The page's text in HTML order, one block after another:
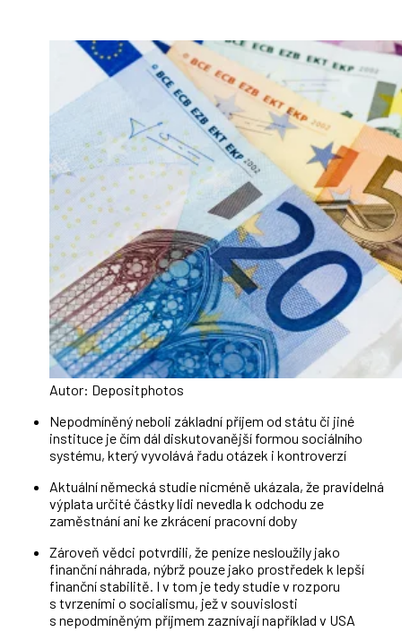
Autor: Depositphotos
Nepodmíněný neboli základní příjem od státu či jiné
instituce je čím dál diskutovanější formou sociálního
systému, který vyvolává řadu otázek i kontroverzí
Aktuální německá studie nicméně ukázala, že pravidelná
výplata určité částky lidi nevedla k odchodu ze
zaměstnání ani ke zkrácení pracovní doby
Zároveň vědci potvrdili, že peníze nesloužily jako
finanční náhrada, nýbrž pouze jako prostředek k lepší
finanční stabilitě. I v tom je tedy studie v rozporu
s tvrzeními o socialismu, jež v souvislosti
s nepodmíněným příjmem zaznívají například v USA